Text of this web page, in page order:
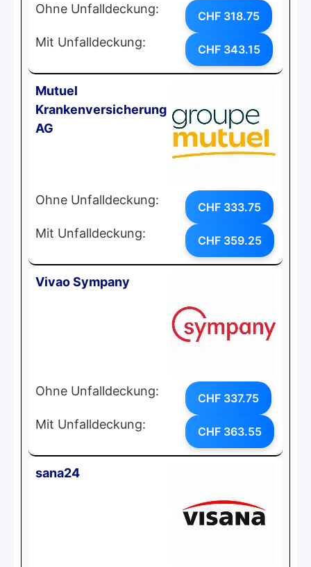
Ohne Unfalldeckung: CHF 318.75
Mit Unfalldeckung: CHF 343.15
Mutuel
Krankenversicherung
AG
Ohne Unfalldeckung: CHF 333.75
Mit Unfalldeckung: CHF 359.25
Vivao Sympany
Ohne Unfalldeckung: CHF 337.75
Mit Unfalldeckung: CHF 363.55
sana24